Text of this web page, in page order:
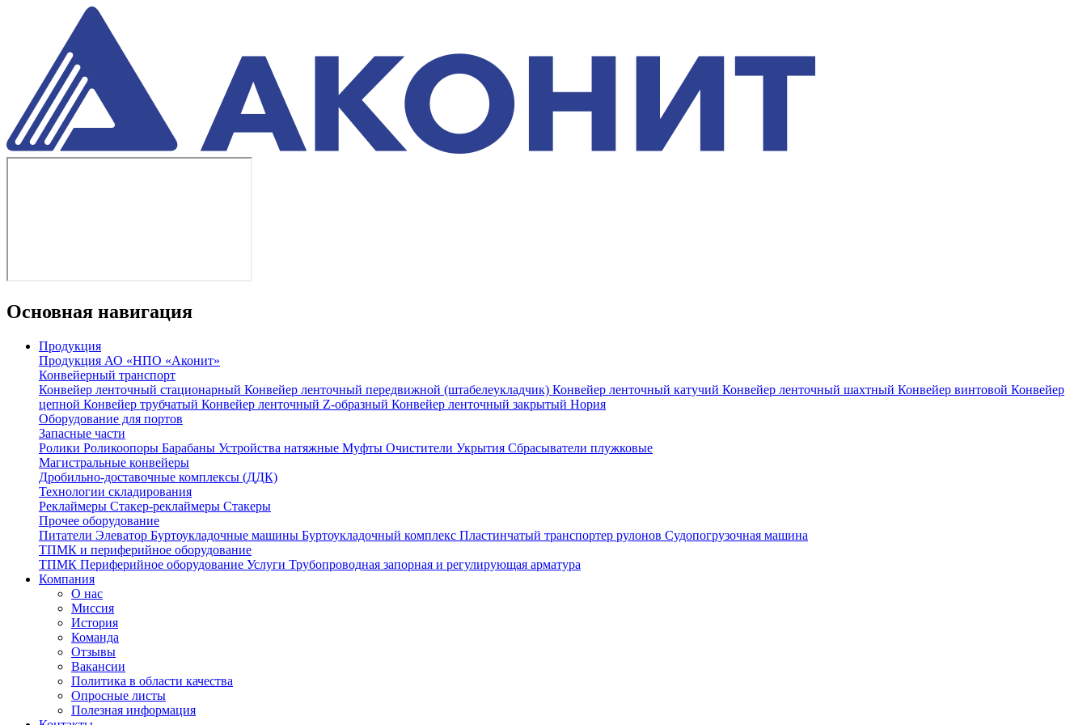
Основная навигация
Продукция
Продукция АО «НПО «Аконит»
Конвейерный транспорт
Конвейер ленточный стационарный Конвейер ленточный передвижной (штабелеукладчик) Конвейер ленточный катучий Конвейер ленточный шахтный Конвейер винтовой Конвейер
цепной Конвейер трубчатый Конвейер ленточный Z-образный Конвейер ленточный закрытый Нория
Оборудование для портов
Запасные части
Ролики Роликоопоры Барабаны Устройства натяжные Муфты Очистители Укрытия Сбрасыватели плужковые
Магистральные конвейеры
Дробильно-доставочные комплексы (ДДК)
Технологии складирования
Реклаймеры Стакер-реклаймеры Стакеры
Прочее оборудование
Питатели Элеватор Буртоукладочные машины Буртоукладочный комплекс Пластинчатый транспортер рулонов Судопогрузочная машина
ТПМК и периферийное оборудование
ТПМК Периферийное оборудование Услуги Трубопроводная запорная и регулирующая арматура
Компания
О нас
Миссия
История
Команда
Отзывы
Вакансии
Политика в области качества
Опросные листы
Полезная информация